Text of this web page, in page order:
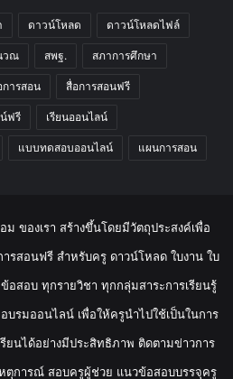
ดาวน์โหลด ดาวน์โหลดไฟล์
วณ สพฐ. สภาการศึกษา
การสอน สื่อการสอนฟรี
ฟรี เรียนออนไลน์
แบบทดสอบออนไลน์ แผนการสอน
ของเรา สร้างขึ้นโดยมีวัตถุประสงค์เพื่อ
รสอนฟรี สำหรับครู ดาวน์โหลด ใบงาน ใบ
สอบ ทุกรายวิชา ทุกกลุ่มสาระการเรียนรู้
บรมออนไลน์ เพื่อให้ครูนำไปใช้เป็นในการ
ยนได้อย่างมีประสิทธิภาพ ติดตามข่าวการ
ตุการณ์ สอบครูผู้ช่วย แนวข้อสอบบรรจุครู